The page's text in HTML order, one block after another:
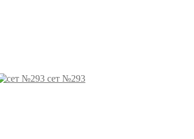
сет №293